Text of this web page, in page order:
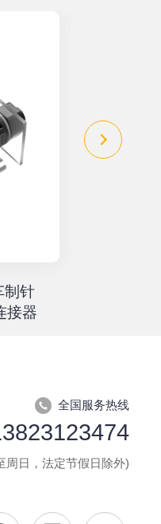
制针
接器
全国服务热线
周日，法定节假日除外)